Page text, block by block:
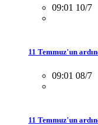
09:01 10/7
11 Temmuz'un
09:01 08/7
11 Temmuz'un